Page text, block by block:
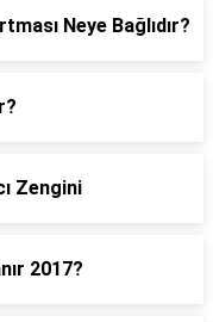
Neye Bağlıdır?
Zengini
2017?